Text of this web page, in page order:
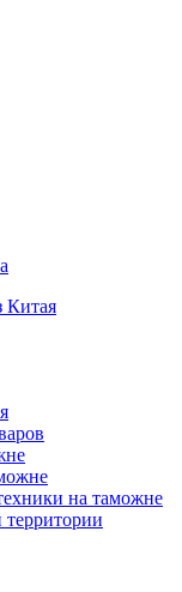
Китая
на таможне